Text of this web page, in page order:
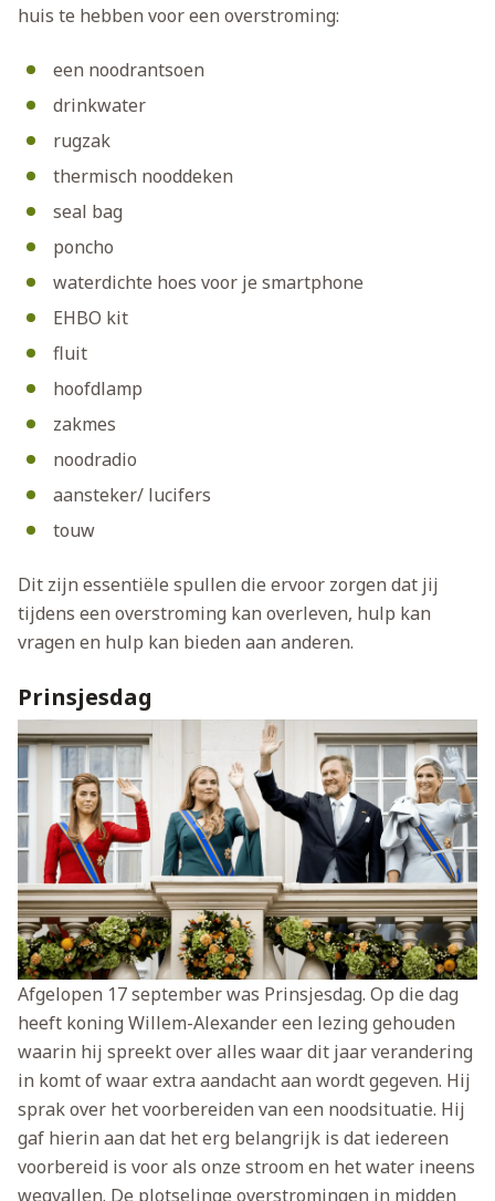
huis te hebben voor een overstroming:
een noodrantsoen
drinkwater
rugzak
thermisch nooddeken
seal bag
poncho
waterdichte hoes voor je smartphone
EHBO kit
fluit
hoofdlamp
zakmes
noodradio
aansteker/ lucifers
touw
Dit zijn essentiële spullen die ervoor zorgen dat jij
tijdens een overstroming kan overleven, hulp kan
vragen en hulp kan bieden aan anderen.
Prinsjesdag
Afgelopen 17 september was Prinsjesdag. Op die dag
heeft koning Willem-Alexander een lezing gehouden
waarin hij spreekt over alles waar dit jaar verandering
in komt of waar extra aandacht aan wordt gegeven. Hij
sprak over het voorbereiden van een noodsituatie. Hij
gaf hierin aan dat het erg belangrijk is dat iedereen
voorbereid is voor als onze stroom en het water ineens
wegvallen. De plotselinge overstromingen in midden